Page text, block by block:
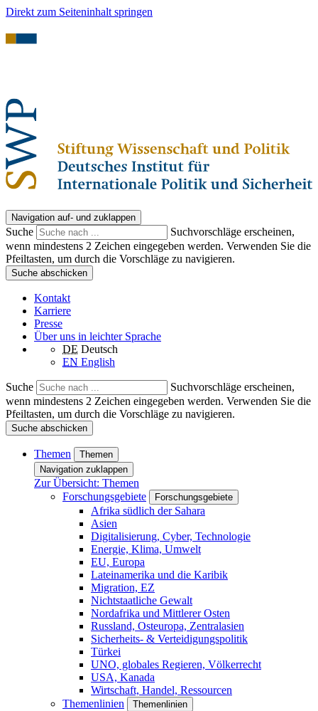
Direkt zum Seiteninhalt springen
Navigation auf- und zuklappen
Suche
Suchvorschläge erscheinen,
wenn mindestens 2 Zeichen eingegeben werden. Verwenden Sie die
Pfeiltasten, um durch die Vorschläge zu navigieren.
Suche abschicken
Kontakt
Karriere
Presse
Über uns in leichter Sprache
DE Deutsch
EN English
Suche
Suchvorschläge erscheinen,
wenn mindestens 2 Zeichen eingegeben werden. Verwenden Sie die
Pfeiltasten, um durch die Vorschläge zu navigieren.
Suche abschicken
Themen
Themen
Navigation zuklappen
Zur Übersicht: Themen
Forschungsgebiete
Forschungsgebiete
Afrika südlich der Sahara
Asien
Digitalisierung, Cyber, Technologie
Energie, Klima, Umwelt
EU, Europa
Lateinamerika und die Karibik
Migration, EZ
Nichtstaatliche Gewalt
Nordafrika und Mittlerer Osten
Russland, Osteuropa, Zentralasien
Sicherheits- & Verteidigungspolitik
Türkei
UNO, globales Regieren, Völkerrecht
USA, Kanada
Wirtschaft, Handel, Ressourcen
Themenlinien
Themenlinien